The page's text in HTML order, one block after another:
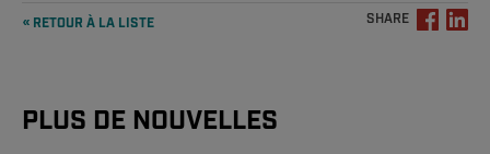
« RETOUR À LA LISTE SHARE
PLUS DE NOUVELLES